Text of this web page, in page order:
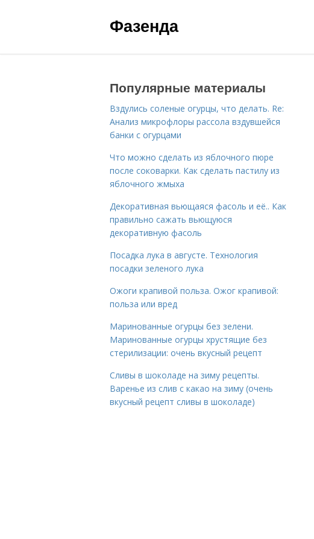
Фазенда
Популярные материалы
Вздулись соленые огурцы, что делать. Re:
Анализ микрофлоры рассола вздувшейся
банки с огурцами
Что можно сделать из яблочного пюре
после соковарки. Как сделать пастилу из
яблочного жмыха
Декоративная вьющаяся фасоль и её.. Как
правильно сажать вьющуюся
декоративную фасоль
Посадка лука в августе. Технология
посадки зеленого лука
Ожоги крапивой польза. Ожог крапивой:
польза или вред
Маринованные огурцы без зелени.
Маринованные огурцы хрустящие без
стерилизации: очень вкусный рецепт
Сливы в шоколаде на зиму рецепты.
Варенье из слив с какао на зиму (очень
вкусный рецепт сливы в шоколаде)